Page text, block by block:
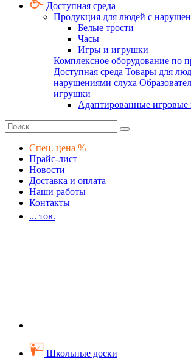
Доступная среда
Продукция для людей с
Белые трости
Часы
Игры и игрушки
Комплексное оборудование по
Доступная среда Товары для
нарушениями слуха
игрушки
Адаптированные игровые
Спец. цена %
Прайс-лист
Новости
Доставка и оплата
Наши работы
Контакты
... тов.
Школьные доски